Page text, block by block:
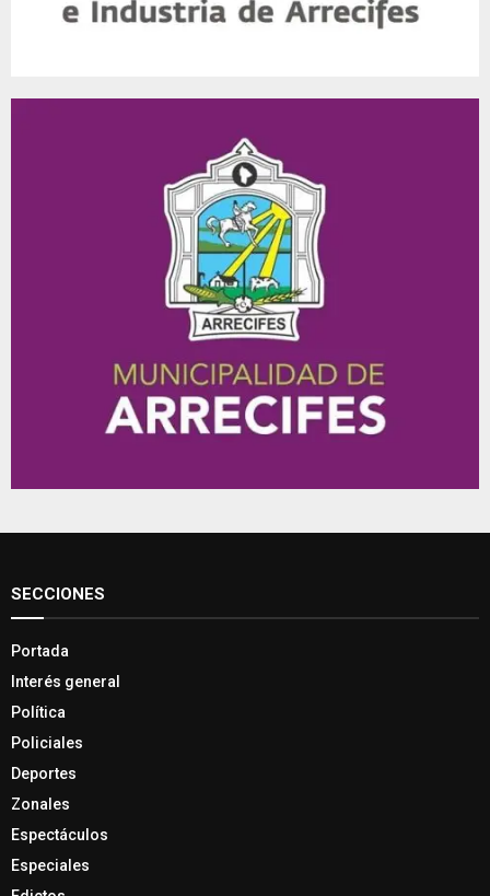
SECCIONES
Portada
Interés general
Política
Policiales
Deportes
Zonales
Espectáculos
Especiales